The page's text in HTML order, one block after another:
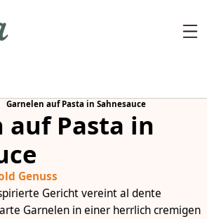
Garnelen auf Pasta in Sahnesauce
auf Pasta in
Genuss
Gericht vereint al dente
Garnelen in einer herrlich cremigen